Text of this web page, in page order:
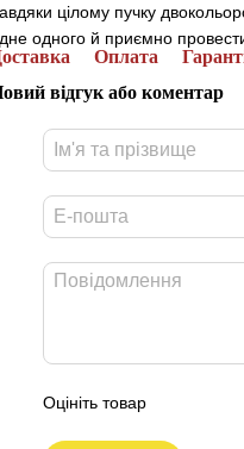
цілому пучку
одного й приємно
Оплата
відгук або коментар
Оцініть товар